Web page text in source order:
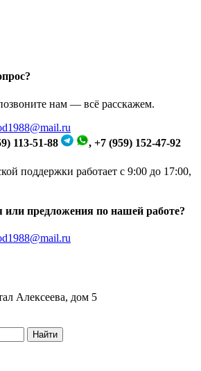
нам — всё расскажем.
113-51-88
, +7 (959) 152-47-92
поддержки работает с 9:00 до 17:00,
или предложения по нашей работе?
Алексеева, дом 5